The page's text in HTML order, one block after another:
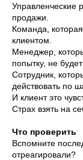
продажи.
Команда,
клиентом.
Менеджер,
попытку, не
Сотрудник,
действовать по
И клиент это
Страх взять на
Что проверить
Вспомните
отреагировали?